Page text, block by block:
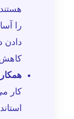
را
دادن
کار